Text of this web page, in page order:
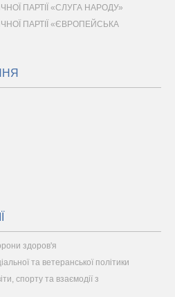
ПАРТІЇ «СЛУГА НАРОДУ»
ПАРТІЇ «ЄВРОПЕЙСЬКА
здоров'я
та ветеранської політики
спорту та взаємодії з